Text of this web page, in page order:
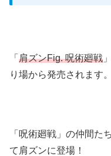
「 肩ズンFig. 呪術廻戦
り場から発売されます。
「呪術廻戦」の仲間た
て肩ズンに登場！